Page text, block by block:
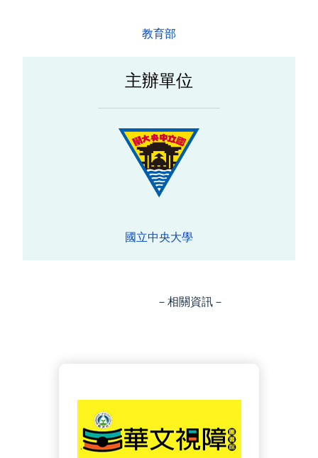
教育部
主辦單位
國立中央大學
－相關資訊－